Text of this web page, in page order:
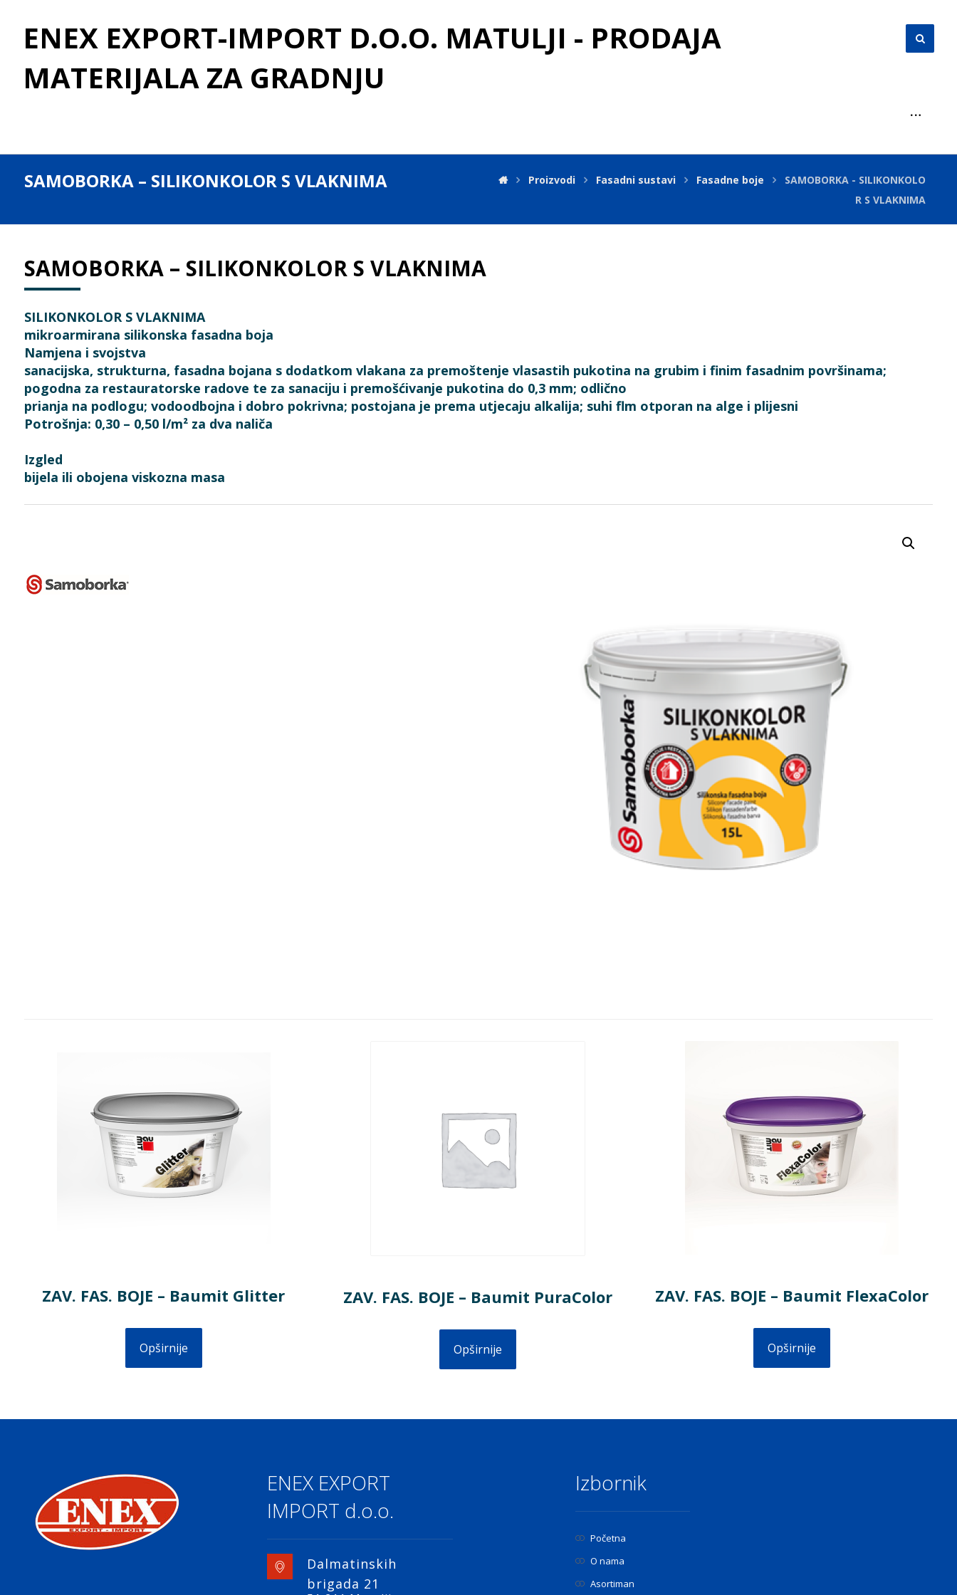
ENEX EXPORT-IMPORT D.O.O. MATULJI - PRODAJA
MATERIJALA ZA GRADNJU
SAMOBORKA – SILIKONKOLOR S VLAKNIMA Proizvodi Fasadni sustavi Fasadne boje
SAMOBORKA - SILIKONKOLO
R S VLAKNIMA
SAMOBORKA – SILIKONKOLOR S VLAKNIMA
SILIKONKOLOR S VLAKNIMA
mikroarmirana silikonska fasadna boja
Namjena i svojstva
sanacijska, strukturna, fasadna bojana s dodatkom vlakana za premoštenje vlasastih pukotina na grubim i finim fasadnim površinama;
pogodna za restauratorske radove te za sanaciju i premošćivanje pukotina do 0,3 mm; odlično
prianja na podlogu; vodoodbojna i dobro pokrivna; postojana je prema utjecaju alkalija; suhi flm otporan na alge i plijesni
Potrošnja: 0,30 – 0,50 l/m² za dva naliča
Izgled
bijela ili obojena viskozna masa
ZAV. FAS. BOJE – Baumit Glitter
Opširnije
ZAV. FAS. BOJE – Baumit PuraColor
Opširnije
ZAV. FAS. BOJE – Baumit FlexaColor
Opširnije
ENEX EXPORT
IMPORT d.o.o.
Dalmatinskih
brigada 21
Izbornik
Početna
O nama
Asortiman